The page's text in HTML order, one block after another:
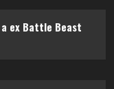
a ex Battle Beast